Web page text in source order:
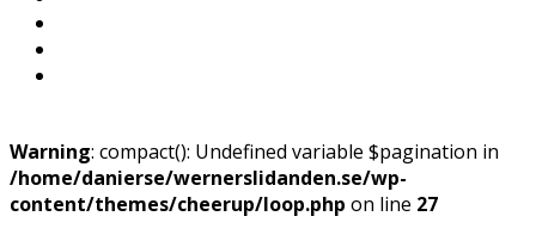
Warning: compact(): Undefined variable $pagination in
/home/danierse/wernerslidanden.se/wp-
content/themes/cheerup/loop.php on line 27